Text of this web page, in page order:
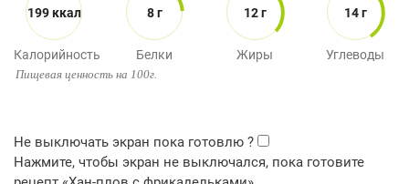
199 ккал
Калорийность
8 г
Белки
12 г
Жиры
14 г
Углеводы
Пищевая ценность на 100г.